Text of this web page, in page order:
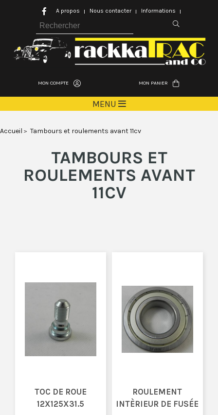
MON COMPTE MON PANIER
MENU
Accueil Tambours et roulements avant 11cv
TAMBOURS ET
ROULEMENTS AVANT
11CV
TOC DE ROUE
12X125X31.5
ROULEMENT
INTÈRIEUR DE FUSÉE
A propos Nous contacter Informations